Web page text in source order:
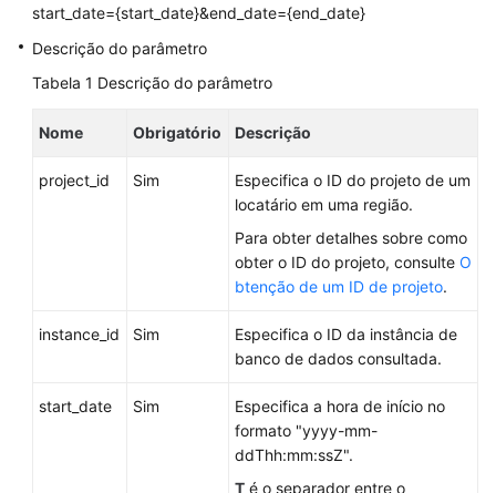
APIs
v3
de
informações
start_date={start_date}&end_date={end_date}
Descrição do parâmetro
Tabela 1 Descrição do parâmetro
Nome Obrigatório Descrição
project_id Sim
Especifica o ID do projeto de um
locatário em uma região.
Para obter detalhes sobre como
obter o ID do projeto, consulte O
btenção de um ID de projeto.
instance_id Sim
Especifica o ID da instância de
banco de dados consultada.
start_date Sim
Especifica a hora de início no
formato "yyyy-mm-
ddThh:mm:ssZ".
T é o separador entre o